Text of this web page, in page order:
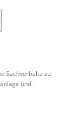
Sachverhalte zu
und